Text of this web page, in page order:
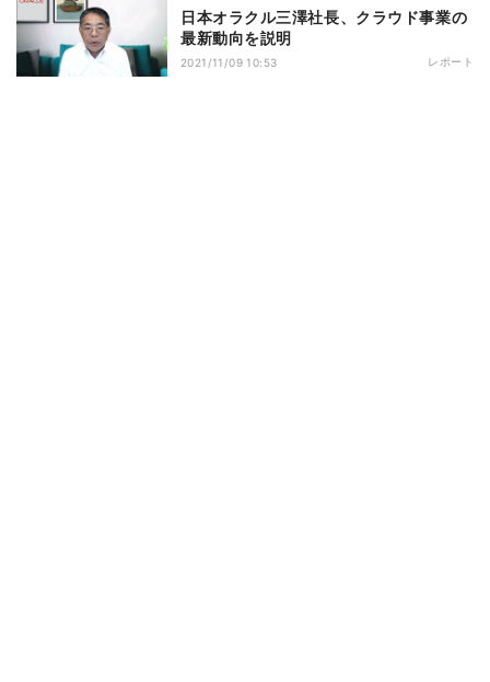
日本オラクル三澤社長、クラウド事業の
最新動向を説明
2021/11/09 10:53 レポート